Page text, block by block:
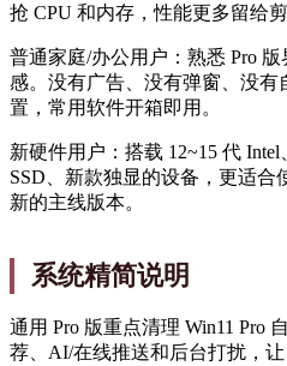
抢 CPU 和内存，性能更多留给
普通家庭/办公用户：熟悉 Pro
感。没有广告、没有弹窗、没
置，常用软件开箱即用。
新硬件用户：搭载 12~15 代
SSD、新款独显的设备，更适合
新的主线版本。
系统精简说明
通用 Pro 版重点清理 Win11 Pro
荐、AI/在线推送和后台打扰，让